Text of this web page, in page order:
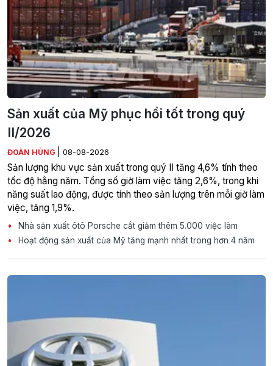
Sản xuất của Mỹ phục hồi tốt trong quý
II/2026
ĐOÀN HÙNG 08-08-2026
Sản lượng khu vực sản xuất trong quý II tăng 4,6% tính theo
tốc độ hằng năm. Tổng số giờ làm việc tăng 2,6%, trong khi
năng suất lao động, được tính theo sản lượng trên mỗi giờ làm
việc, tăng 1,9%.
Nhà sản xuất ôtô Porsche cắt giảm thêm 5.000 việc làm
Hoạt động sản xuất của Mỹ tăng mạnh nhất trong hơn 4 năm